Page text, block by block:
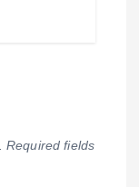
Required fields